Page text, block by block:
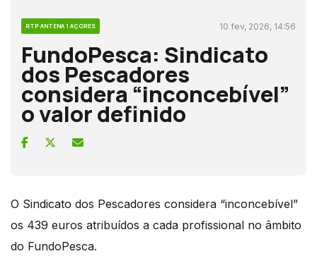
RTP ANTENA 1 AÇORES 10 fev, 2026, 14:56
FundoPesca: Sindicato
dos Pescadores
considera “inconcebível”
o valor definido
O Sindicato dos Pescadores considera “inconcebível”
os 439 euros atribuídos a cada profissional no âmbito
do FundoPesca.